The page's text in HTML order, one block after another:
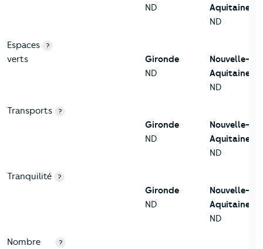
ND
Aquitaine
ND
Espaces
verts
?
Gironde
ND
Nouvelle-
Aquitaine
ND
Transports ?
Gironde
ND
Nouvelle-
Aquitaine
ND
Tranquilité ?
Gironde
ND
Nouvelle-
Aquitaine
ND
Nombre
?